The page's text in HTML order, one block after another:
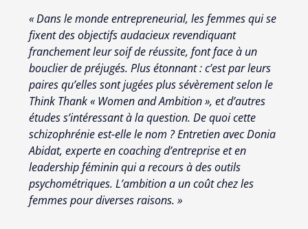
« Dans le monde entrepreneurial, les femmes qui se
fixent des objectifs audacieux revendiquant
franchement leur soif de réussite, font face à un
bouclier de préjugés. Plus étonnant : c’est par leurs
paires qu’elles sont jugées plus sévèrement selon le
Think Thank « Women and Ambition », et d’autres
études s’intéressant à la question. De quoi cette
schizophrénie est-elle le nom ? Entretien avec Donia
Abidat, experte en coaching d’entreprise et en
leadership féminin qui a recours à des outils
psychométriques. L’ambition a un coût chez les
femmes pour diverses raisons. »